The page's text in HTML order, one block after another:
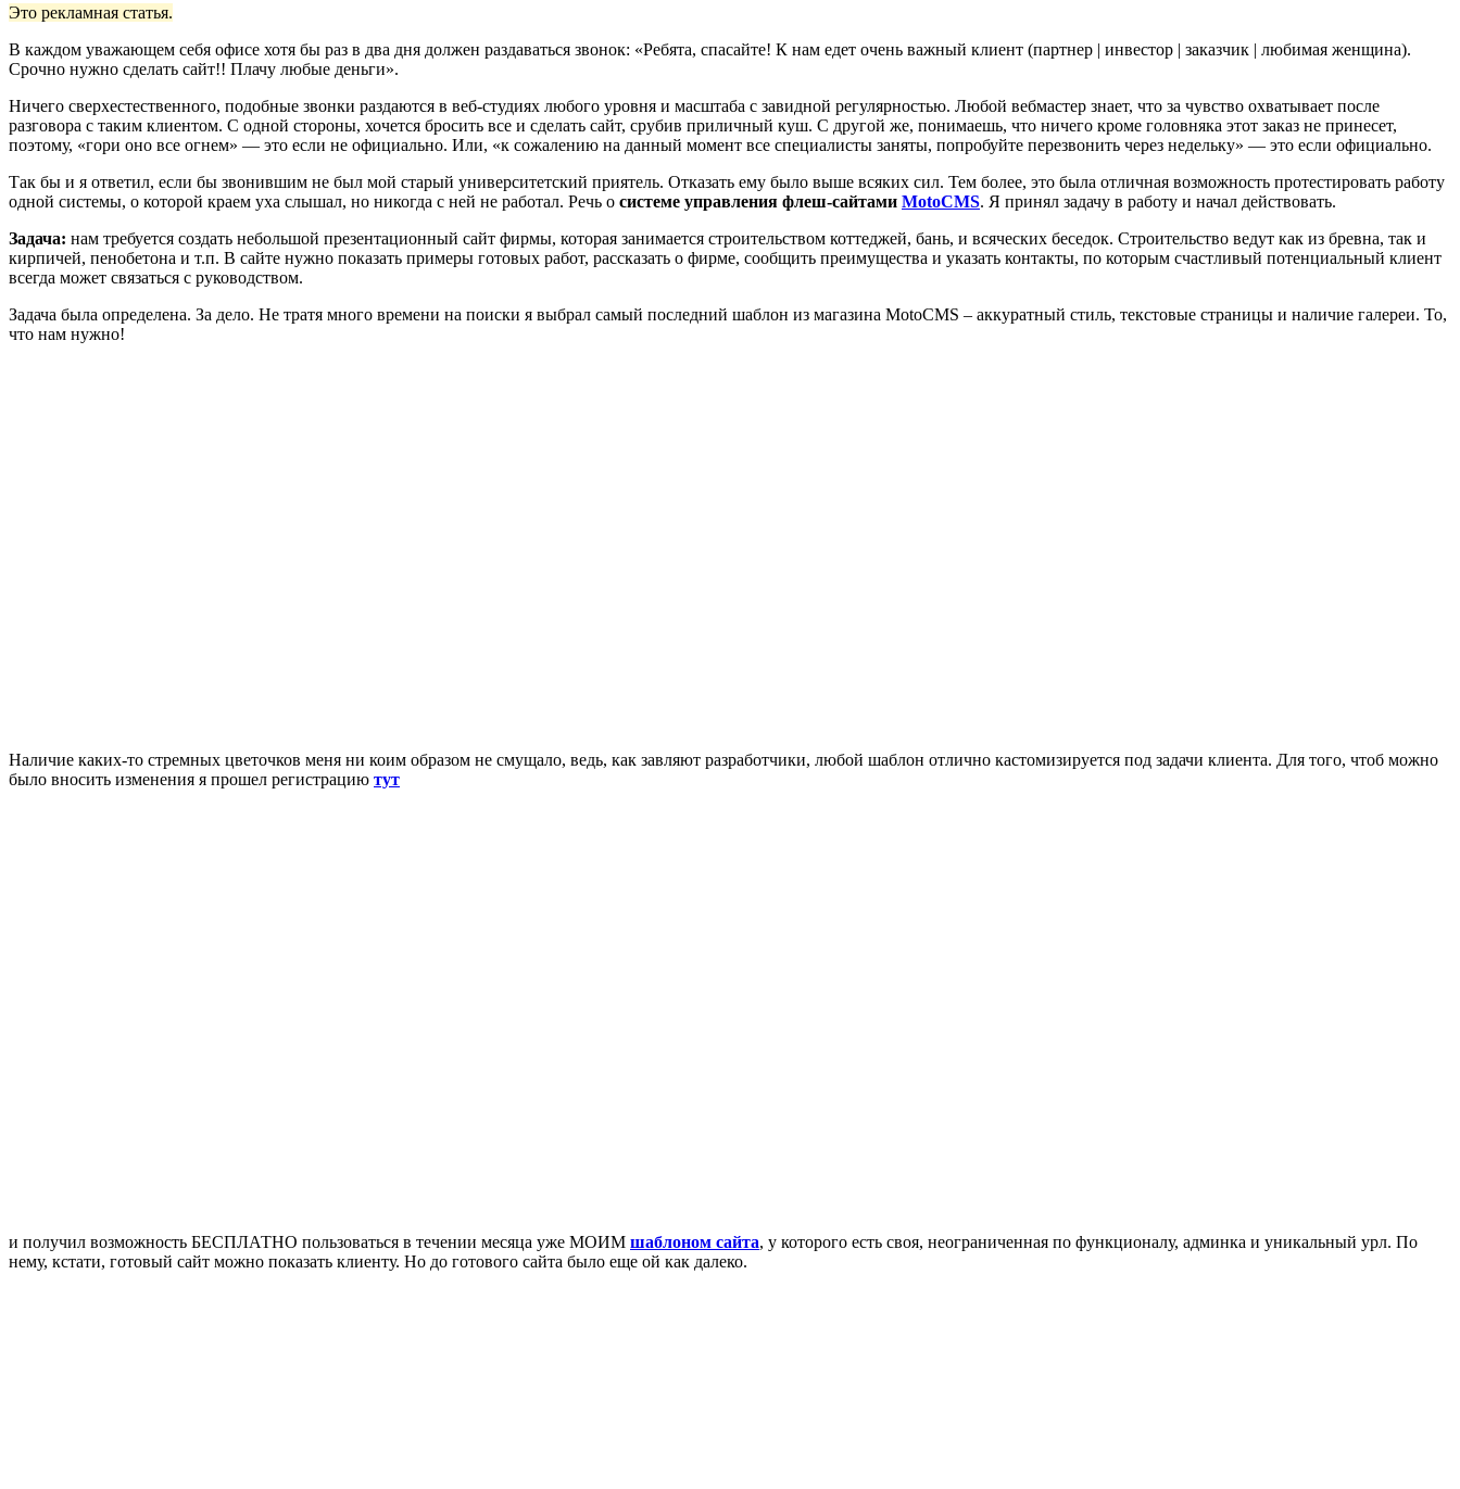
Это рекламная статья.
В каждом уважающем себя офисе хотя бы раз в два дня должен раздаваться звонок: «Ребята, спасайте! К нам едет очень важный клиент (партнер | инвестор | заказчик | любимая женщина).
Срочно нужно сделать сайт!! Плачу любые деньги».
Ничего сверхестественного, подобные звонки раздаются в веб-студиях любого уровня и масштаба с завидной регулярностью. Любой вебмастер знает, что за чувство охватывает после
разговора с таким клиентом. С одной стороны, хочется бросить все и сделать сайт, срубив приличный куш. С другой же, понимаешь, что ничего кроме головняка этот заказ не принесет,
поэтому, «гори оно все огнем» — это если не официально. Или, «к сожалению на данный момент все специалисты заняты, попробуйте перезвонить через недельку» — это если официально.
Так бы и я ответил, если бы звонившим не был мой старый университетский приятель. Отказать ему было выше всяких сил. Тем более, это была отличная возможность протестировать работу
одной системы, о которой краем уха слышал, но никогда с ней не работал. Речь о системе управления флеш-сайтами MotoCMS. Я принял задачу в работу и начал действовать.
Задача: нам требуется создать небольшой презентационный сайт фирмы, которая занимается строительством коттеджей, бань, и всяческих беседок. Строительство ведут как из бревна, так и
кирпичей, пенобетона и т.п. В сайте нужно показать примеры готовых работ, рассказать о фирме, сообщить преимущества и указать контакты, по которым счастливый потенциальный клиент
всегда может связаться с руководством.
Задача была определена. За дело. Не тратя много времени на поиски я выбрал самый последний шаблон из магазина MotoCMS – аккуратный стиль, текстовые страницы и наличие галереи. То,
что нам нужно!
Наличие каких-то стремных цветочков меня ни коим образом не смущало, ведь, как завляют разработчики, любой шаблон отлично кастомизируется под задачи клиента. Для того, чтоб можно
было вносить изменения я прошел регистрацию тут
и получил возможность БЕСПЛАТНО пользоваться в течении месяца уже МОИМ шаблоном сайта, у которого есть своя, неограниченная по функционалу, админка и уникальный урл. По
нему, кстати, готовый сайт можно показать клиенту. Но до готового сайта было еще ой как далеко.